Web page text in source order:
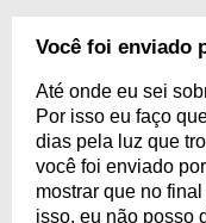
Você foi enviado
Até onde eu sei
Por isso eu faço
dias pela luz que
você foi enviado
mostrar que no
isso, eu não posso